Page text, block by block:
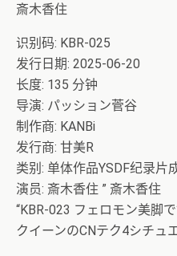
斎木香住
识别码: KBR-025
发行日期: 2025-06-20
长度: 135 分钟
导演: パッション菅谷
制作商: KANBi
发行商: 甘美R
类别: 单体作品YSDF纪录片
演员: 斎木香住 ” 斎木香住
“KBR-023 フェロモン美脚
クイーンのCNテク4シチュ